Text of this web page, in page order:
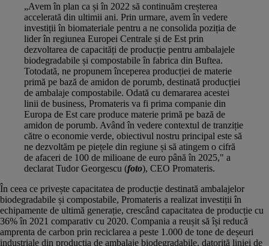
„Avem în plan ca și în 2022 să continuăm creșterea
accelerată din ultimii ani. Prin urmare, avem în vedere
investiții în biomateriale pentru a ne consolida poziția de
lider în regiunea Europei Centrale și de Est prin
dezvoltarea de capacități de producție pentru ambalajele
biodegradabile și compostabile în fabrica din Buftea.
Totodată, ne propunem începerea producției de materie
primă pe bază de amidon de porumb, destinată producției
de ambalaje compostabile. Odată cu demararea acestei
linii de business, Promateris va fi prima companie din
Europa de Est care produce materie primă pe bază de
amidon de porumb. Având în vedere contextul de tranziție
către o economie verde, obiectivul nostru principal este să
ne dezvoltăm pe piețele din regiune și să atingem o cifră
de afaceri de 100 de milioane de euro până în 2025," a
declarat Tudor Georgescu (foto), CEO Promateris.
În ceea ce privește capacitatea de producție destinată ambalajelor
biodegradabile și compostabile, Promateris a realizat investiții în
echipamente de ultimă generație, crescând capacitatea de producție cu
36% în 2021 comparativ cu 2020. Compania a reușit să își reducă
amprenta de carbon prin reciclarea a peste 1.000 de tone de deșeuri
industriale din producția de ambalaje biodegradabile, datorită liniei de